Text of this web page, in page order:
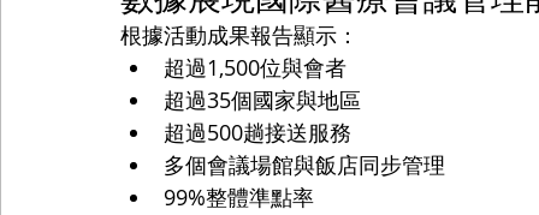
根據活動成果報告顯示：
超過1,500位與會者
超過35個國家與地區
超過500趟接送服務
多個會議場館與飯店同步管理
99%整體準點率